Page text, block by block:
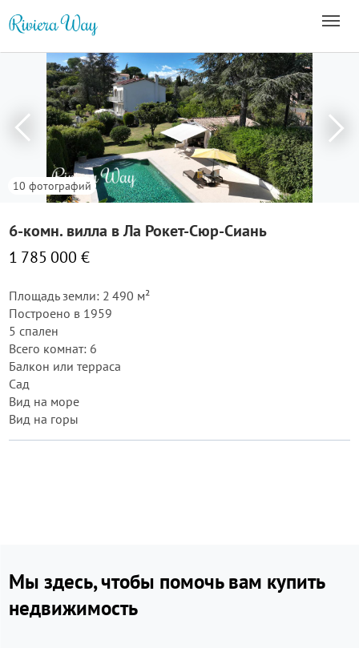
10 фотографий
6-комн. вилла в Ла Рокет-Сюр-Сиань
1 785 000 €
Площадь земли: 2 490 м²
Построено в 1959
5 спален
Всего комнат: 6
Балкон или терраса
Сад
Вид на море
Вид на горы
Мы здесь, чтобы помочь вам купить
недвижимость